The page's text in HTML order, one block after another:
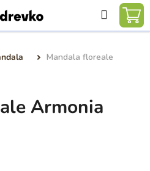
Ricerca
Mandala floreale
Armonia